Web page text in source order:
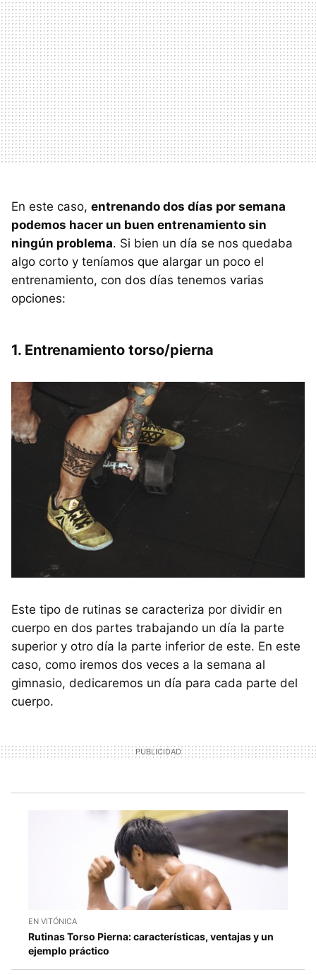
En este caso, entrenando dos días por semana
podemos hacer un buen entrenamiento sin
ningún problema. Si bien un día se nos quedaba
algo corto y teníamos que alargar un poco el
entrenamiento, con dos días tenemos varias
opciones:
1. Entrenamiento torso/pierna
Este tipo de rutinas se caracteriza por dividir en
cuerpo en dos partes trabajando un día la parte
superior y otro día la parte inferior de este. En este
caso, como iremos dos veces a la semana al
gimnasio, dedicaremos un día para cada parte del
cuerpo.
EN VITÓNICA
Rutinas Torso Pierna: características, ventajas y un
ejemplo práctico